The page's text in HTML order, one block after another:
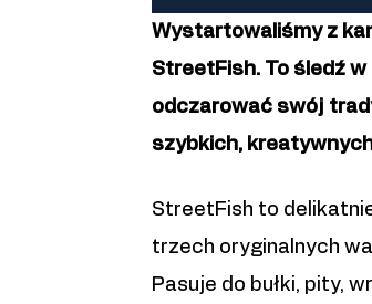
Wystartowaliśmy z
StreetFish. To śledź w
odczarować swój
szybkich,
StreetFish to
trzech oryginalnych
Pasuje do bułki, pity,